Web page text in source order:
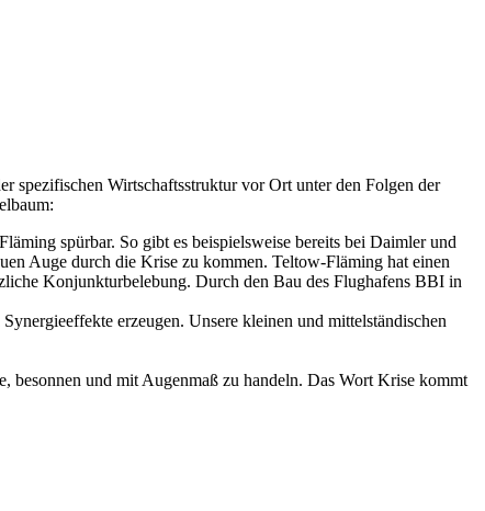
spezifischen Wirtschaftsstruktur vor Ort unter den Folgen der
spürbar. So gibt es beispielsweise bereits bei Daimler und
Auge durch die Krise zu kommen. Teltow-Fläming hat einen
Konjunkturbelebung. Durch den Bau des Flughafens BBI in
erzeugen. Unsere kleinen und mittelständischen
besonnen und mit Augenmaß zu handeln. Das Wort Krise kommt